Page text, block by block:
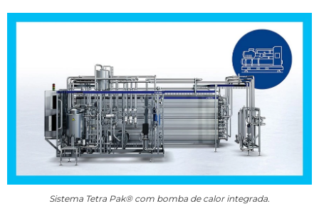
Sistema Tetra Pak® com bomba de calor integrada.